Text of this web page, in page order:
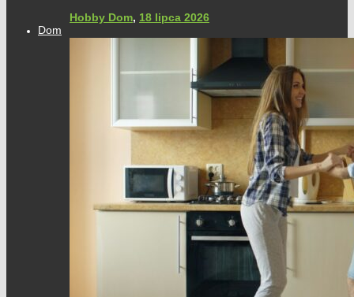
Hobby Dom, 18 lipca 2026
Dom